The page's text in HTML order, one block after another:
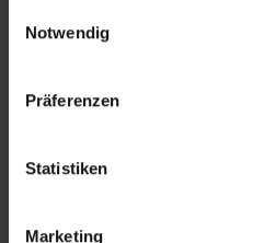
Notwendig
Präferenzen
Statistiken
Marketing
und erstellen Ihnen gerne